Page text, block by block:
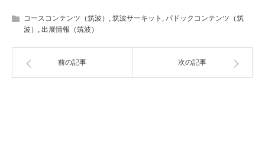
コースコンテンツ（筑波） , 筑波サーキット , パドックコンテンツ（筑
波） , 出展情報（筑波）
前の記事 次の記事